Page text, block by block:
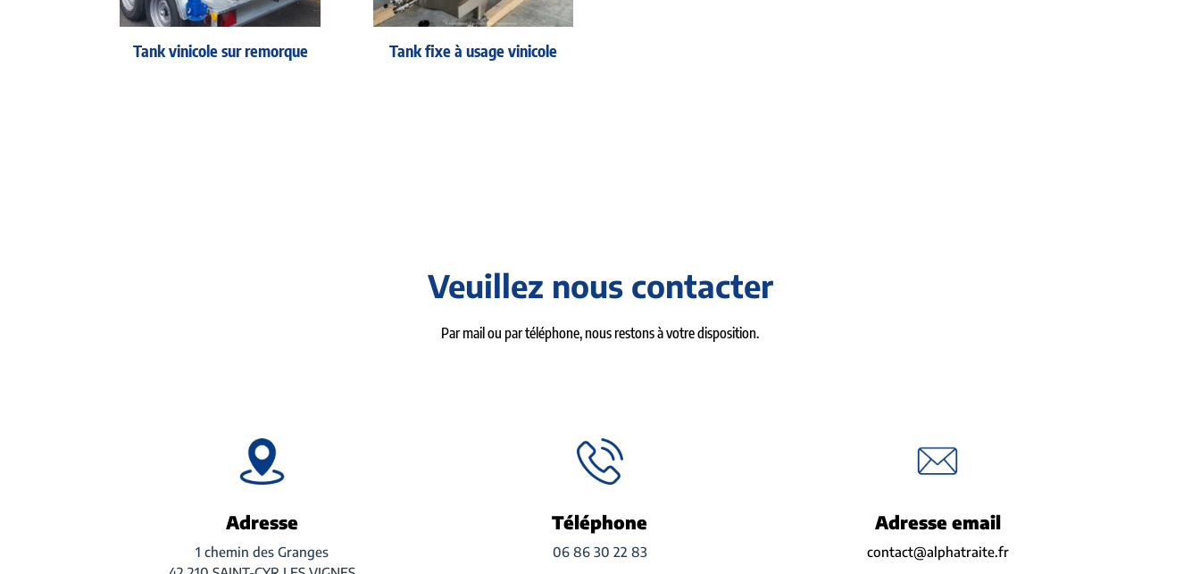
Tank vinicole sur remorque Tank fixe à usage vinicole
Veuillez nous contacter
Par mail ou par téléphone, nous restons à votre disposition.
Adresse
1 chemin des Granges
Téléphone
06 86 30 22 83
Adresse email
contact@alphatraite.fr